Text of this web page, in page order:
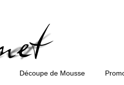
Découpe de Mousse